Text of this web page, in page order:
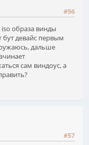
#56
образа винды
девайс первым
дальше
сам виндоус, а
#57